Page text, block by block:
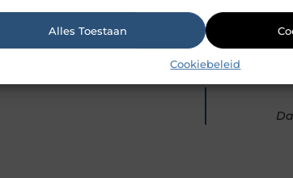
Alles Toestaan
Cookiebeleid